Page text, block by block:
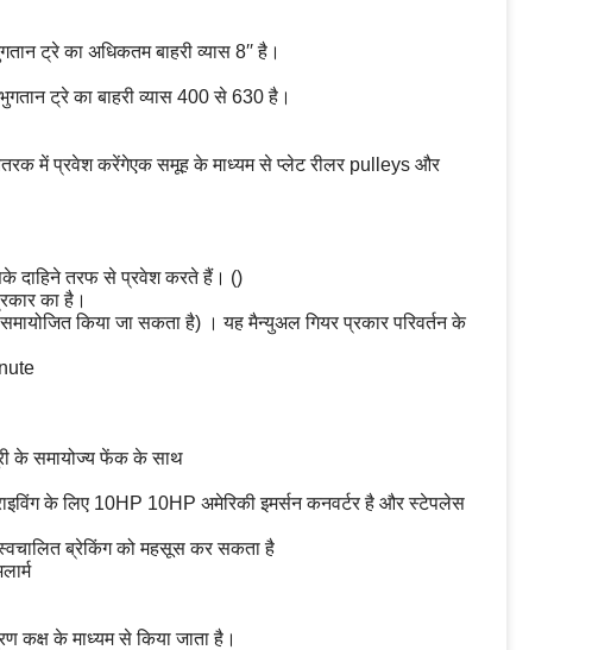
ट्रे का अधिकतम बाहरी व्यास 8′′ है।
ट्रे का बाहरी व्यास 400 से 630 है।
में प्रवेश करेंगेएक समूह के माध्यम से प्लेट रीलर pulleys और
दाहिने तरफ से प्रवेश करते हैं। ()
का है।
किया जा सकता है) । यह मैन्युअल गियर प्रकार परिवर्तन के
के समायोज्य फेंक के साथ
के लिए 10HP 10HP अमेरिकी इमर्सन कनवर्टर है और स्टेपलेस
ब्रेकिंग को महसूस कर सकता है
कक्ष के माध्यम से किया जाता है।